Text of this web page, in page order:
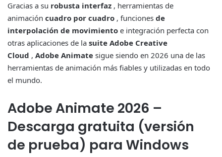
Gracias a su robusta interfaz , herramientas de
animación cuadro por cuadro , funciones de
interpolación de movimiento e integración perfecta con
otras aplicaciones de la suite Adobe Creative
Cloud , Adobe Animate sigue siendo en 2026 una de las
herramientas de animación más fiables y utilizadas en todo
el mundo.
Adobe Animate 2026 –
Descarga gratuita (versión
de prueba) para Windows